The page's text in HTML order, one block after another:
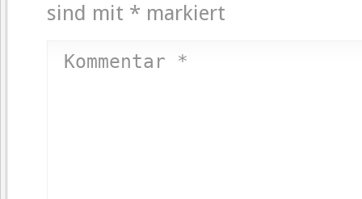
sind mit * markiert